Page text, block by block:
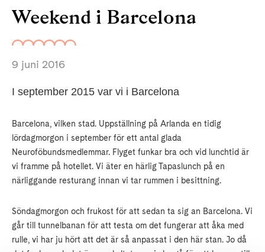
Weekend i Barcelona
9 juni 2016
I september 2015 var vi i Barcelona
Barcelona, vilken stad. Uppställning på Arlanda en tidig
lördagmorgon i september för ett antal glada
Neuroföbundsmedlemmar. Flyget funkar bra och vid lunchtid är
vi framme på hotellet. Vi äter en härlig Tapaslunch på en
närliggande resturang innan vi tar rummen i besittning.
Söndagmorgon och frukost för att sedan ta sig an Barcelona. Vi
går till tunnelbanan för att testa om det fungerar att åka med
rulle, vi har ju hört att det är så anpassat i den här stan. Jo då